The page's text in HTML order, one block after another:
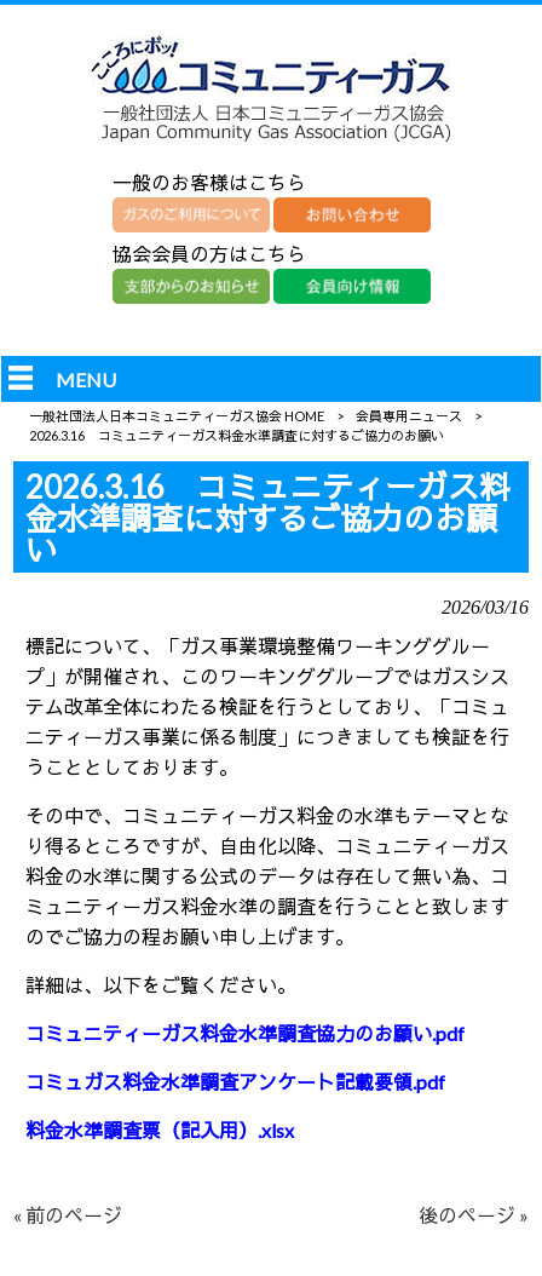
一般のお客様はこちら
協会会員の方はこちら
MENU
一般社団法人日本コミュニティーガス協会 HOME > 会員専用ニュース
>
2026.3.16 コミュニティーガス料金水準調査に対するご協力のお願い
2026.3.16 コミュニティーガス料
金水準調査に対するご協力のお願
い
2026/03/16
標記について、「ガス事業環境整備ワーキンググルー
プ」が開催され、このワーキンググループではガスシス
テム改革全体にわたる検証を行うとしており、「コミュ
ニティーガス事業に係る制度」につきましても検証を行
うこととしております。
その中で、コミュニティーガス料金の水準もテーマとな
り得るところですが、自由化以降、コミュニティーガス
料金の水準に関する公式のデータは存在して無い為、コ
ミュニティーガス料金水準の調査を行うことと致します
のでご協力の程お願い申し上げます。
詳細は、以下をご覧ください。
コミュニティーガス料金水準調査協力のお願い.pdf
コミュガス料金水準調査アンケート記載要領.pdf
料金水準調査票（記入用）.xlsx
« 前のページ 後のページ »